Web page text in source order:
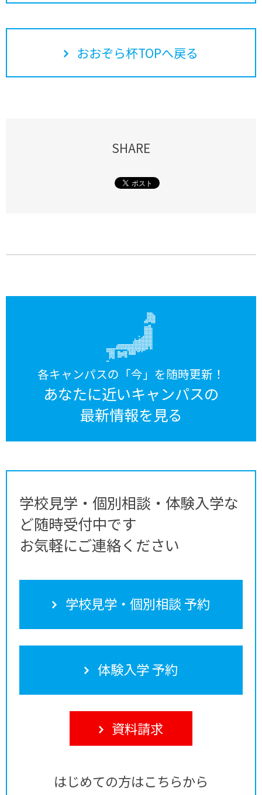
おおぞら杯TOPへ戻る
SHARE
各キャンパスの「今」を随時更新！
あなたに近いキャンパスの
最新情報を見る
学校見学・個別相談・体験入学な
ど随時受付中です
お気軽にご連絡ください
学校見学・個別相談 予約
体験入学 予約
資料請求
はじめての方はこちらから